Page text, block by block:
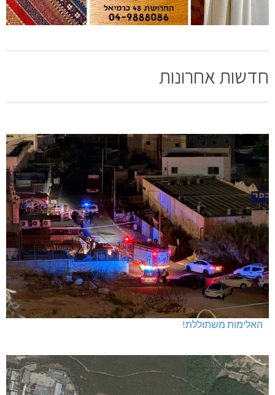
חדשות אחרונות
האלימות משתוללת!